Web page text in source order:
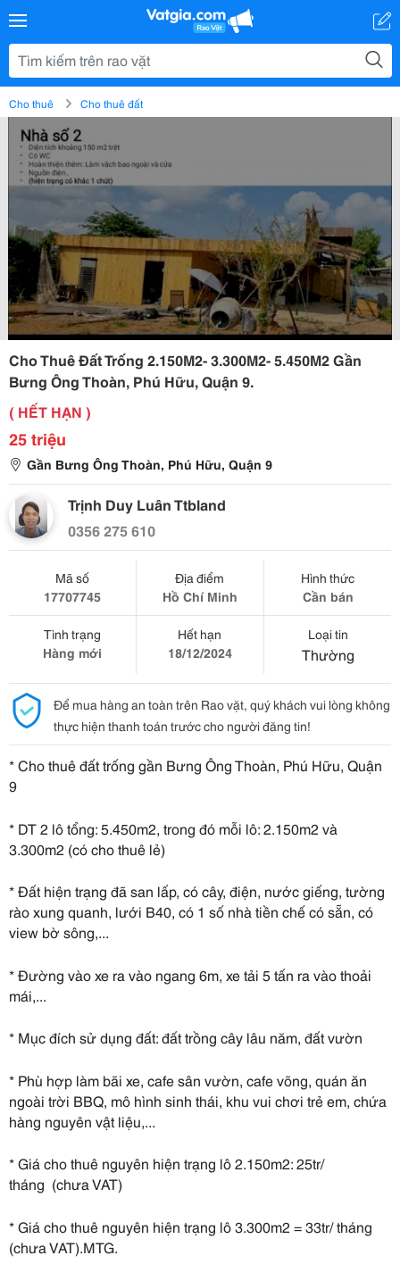
Cho thuê Cho thuê đất
Cho Thuê Đất Trống 2.150M2- 3.300M2- 5.450M2 Gần
Bưng Ông Thoàn, Phú Hữu, Quận 9.
( HẾT HẠN )
25 triệu
Gần Bưng Ông Thoàn, Phú Hữu, Quận 9
Trịnh Duy Luân Ttbland
0356 275 610
Mã số
17707745
Địa điểm
Hồ Chí Minh
Hình thức
Cần bán
Tình trạng
Hàng mới
Hết hạn
18/12/2024
Loại tin
Thường
Để mua hàng an toàn trên Rao vặt, quý khách vui lòng không
thực hiện thanh toán trước cho người đăng tin!
* Cho thuê đất trống gần Bưng Ông Thoàn, Phú Hữu, Quận
9
* DT 2 lô tổng: 5.450m2, trong đó mỗi lô: 2.150m2 và
3.300m2 (có cho thuê lẻ)
* Đất hiện trạng đã san lấp, có cây, điện, nước giếng, tường
rào xung quanh, lưới B40, có 1 số nhà tiền chế có sẵn, có
view bờ sông,...
* Đường vào xe ra vào ngang 6m, xe tải 5 tấn ra vào thoải
mái,...
* Mục đích sử dụng đất: đất trồng cây lâu năm, đất vườn
* Phù hợp làm bãi xe, cafe sân vườn, cafe võng, quán ăn
ngoài trời BBQ, mô hình sinh thái, khu vui chơi trẻ em, chứa
hàng nguyên vật liệu,...
* Giá cho thuê nguyên hiện trạng lô 2.150m2: 25tr/
tháng (chưa VAT)
* Giá cho thuê nguyên hiện trạng lô 3.300m2 = 33tr/ tháng
(chưa VAT).MTG.